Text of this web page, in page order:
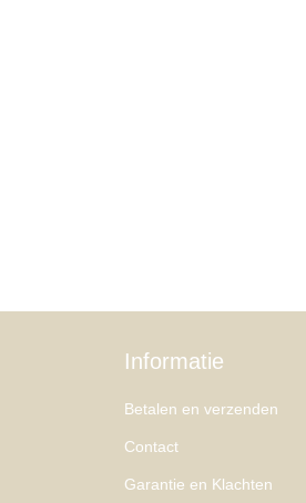
Informatie
Betalen en verzenden
Contact
Garantie en Klachten